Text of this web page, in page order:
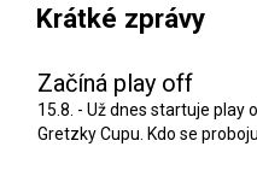
Krátké zprávy
Začíná play off
15.8. - Už dnes startuje play
Gretzky Cupu. Kdo se